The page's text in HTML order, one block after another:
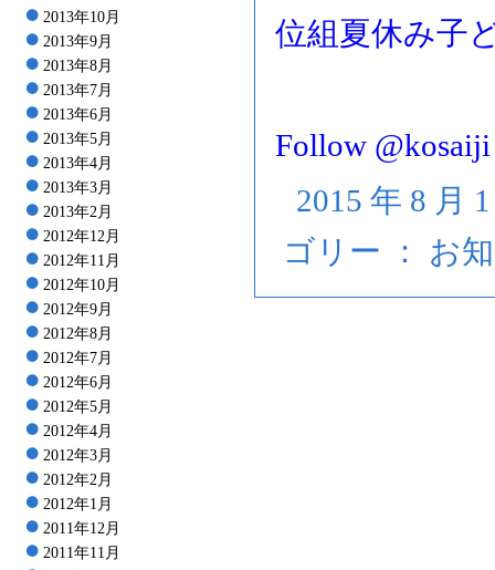
2013年10月
2013年9月
2013年8月
2013年7月
2013年6月
2013年5月
2013年4月
2013年3月
2013年2月
2012年12月
2012年11月
2012年10月
2012年9月
2012年8月
2012年7月
2012年6月
2012年5月
2012年4月
2012年3月
2012年2月
2012年1月
2011年12月
2011年11月
位組夏休み子
Follow @kosaiji
2015 年 8 月
ゴリー ： お